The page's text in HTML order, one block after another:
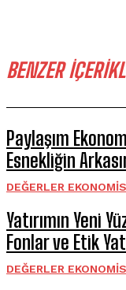
BENZER
Paylaşım
Esnekliğin
DEĞERLER
Yatırımın Yeni
Fonlar ve Etik
DEĞERLER